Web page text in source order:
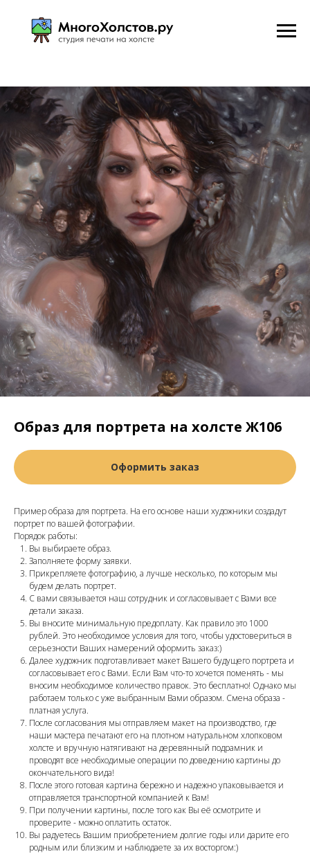
Образ для портрета на холсте Ж106
Оформить заказ
Пример образа для портрета. На его основе наши художники создадут
портрет по вашей фотографии.
Порядок работы:
Вы выбираете образ.
Заполняете форму заявки.
Прикрепляете фотографию, а лучше несколько, по которым мы
будем делать портрет.
С вами связывается наш сотрудник и согласовывает с Вами все
детали заказа.
Вы вносите минимальную предоплату. Как правило это 1000
рублей. Это необходимое условия для того, чтобы удостовериться в
серьезности Ваших намерений оформить заказ:)
Далее художник подготавливает макет Вашего будущего портрета и
согласовывает его с Вами. Если Вам что-то хочется поменять - мы
вносим необходимое количество правок. Это бесплатно! Однако мы
работаем только с уже выбранным Вами образом. Смена образа -
платная услуга.
После согласования мы отправляем макет на производство, где
наши мастера печатают его на плотном натуральном хлопковом
холсте и вручную натягивают на деревянный подрамник и
проводят все необходимые операции по доведению картины до
окончательного вида!
После этого готовая картина бережно и надежно упаковывается и
отправляется транспортной компанией к Вам!
При получении картины, после того как Вы её осмотрите и
проверите - можно оплатить остаток.
Вы радуетесь Вашим приобретением долгие годы или дарите его
родным или близким и наблюдаете за их восторгом:)